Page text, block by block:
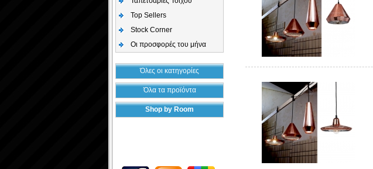
Top Sellers
Stock Corner
Οι προσφορές του μήνα
Όλες οι κατηγορίες
Όλα τα προϊόντα
Shop by Room